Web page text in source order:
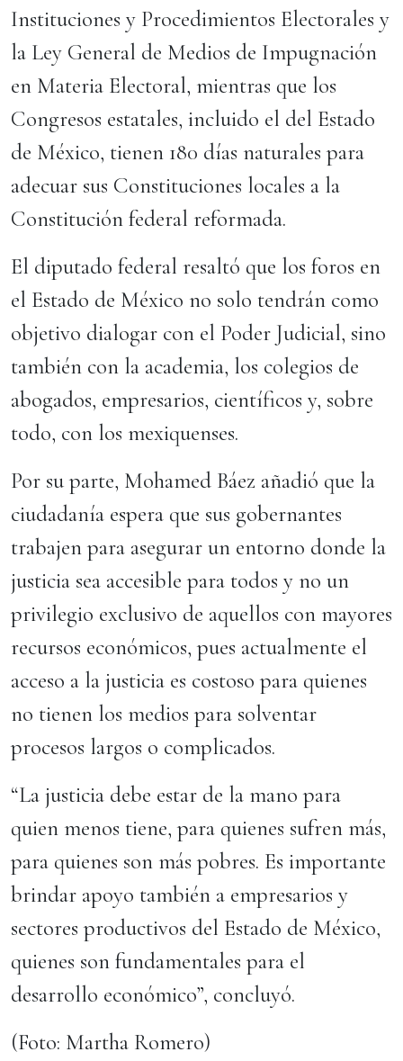
Instituciones y Procedimientos Electorales y
la Ley General de Medios de Impugnación
en Materia Electoral, mientras que los
Congresos estatales, incluido el del Estado
de México, tienen 180 días naturales para
adecuar sus Constituciones locales a la
Constitución federal reformada.
El diputado federal resaltó que los foros en
el Estado de México no solo tendrán como
objetivo dialogar con el Poder Judicial, sino
también con la academia, los colegios de
abogados, empresarios, científicos y, sobre
todo, con los mexiquenses.
Por su parte, Mohamed Báez añadió que la
ciudadanía espera que sus gobernantes
trabajen para asegurar un entorno donde la
justicia sea accesible para todos y no un
privilegio exclusivo de aquellos con mayores
recursos económicos, pues actualmente el
acceso a la justicia es costoso para quienes
no tienen los medios para solventar
procesos largos o complicados.
“La justicia debe estar de la mano para
quien menos tiene, para quienes sufren más,
para quienes son más pobres. Es importante
brindar apoyo también a empresarios y
sectores productivos del Estado de México,
quienes son fundamentales para el
desarrollo económico”, concluyó.
(Foto: Martha Romero)